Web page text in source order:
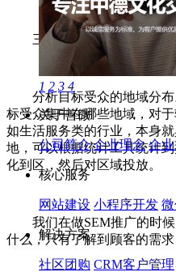
三、地域分析
分析目标受众的地域分布
标受众集中在哪些地域，对
如生活服务类的行业，本身
地，可以根据统计工具统计
化到区，然后对区域投放。
我们在做SEM推广的时候
什么，只有了解到顾客的需求
1 2 3 4
关于善微
公司简介 企业理念 企
核心服务
网站建设 小程序开发
解决方案
社区团购 CRM客户管理